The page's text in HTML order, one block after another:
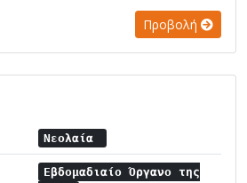
Προβολή
Νεολαία
Εβδομαδιαίο Όργανο της